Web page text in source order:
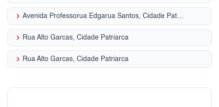
keyboard_arrow_right Avenida Professorua Edgarua Santos, Cidade Patriarca
keyboard_arrow_right Rua Alto Garcas, Cidade Patriarca
keyboard_arrow_right Rua Alto Garcas, Cidade Patriarca